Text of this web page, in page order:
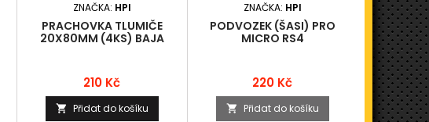
ZNAČKA: HPI
PRACHOVKA TLUMIČE
20X80MM (4KS) BAJA
Cena
210 Kč
 Přidat do košíku
ZNAČKA: HPI
PODVOZEK (ŠASI) PRO
MICRO RS4
Cena
220 Kč
 Přidat do košíku 